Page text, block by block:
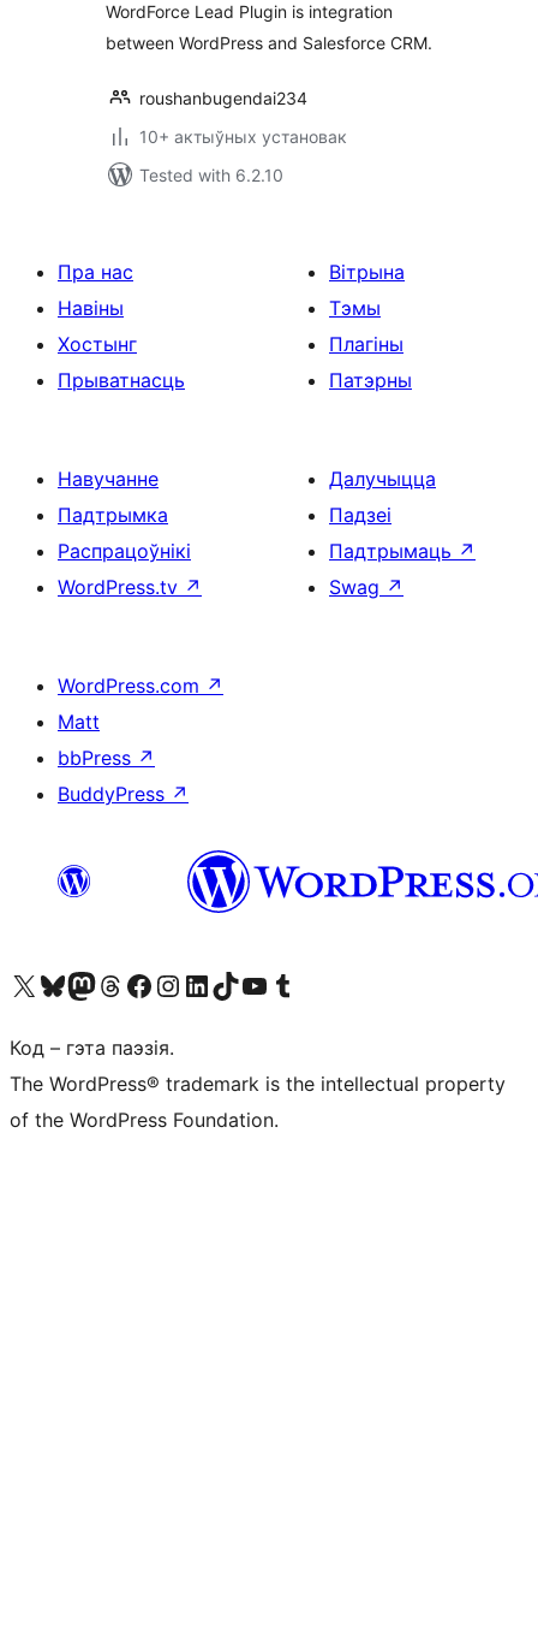
WordForce Lead Plugin is integration
between WordPress and Salesforce CRM.
roushanbugendai234
10+ актыўных установак
Tested with 6.2.10
Пра нас
Навіны
Хостынг
Прыватнасць
Вітрына
Тэмы
Плагіны
Патэрны
Навучанне
Падтрымка
Распрацоўнікі
WordPress.tv ↗
Далучыцца
Падзеі
Падтрымаць ↗
Swag ↗
WordPress.com ↗
Matt
bbPress ↗
BuddyPress ↗
Наведайце наш акаўнт у X (былы Twitter)
Visit our Bluesky account
Visit our Mastodon account
Visit our Threads account
Наведаеце нашу старонку на Facebook
Наведайце наш Instagram
Наведайце нашу старонку ў LinkedIn
Visit our TikTok account
Наведайце наш YouTube каналVisit our Tumblr account
Код – гэта паэзія.
The WordPress® trademark is the intellectual property
of the WordPress Foundation.